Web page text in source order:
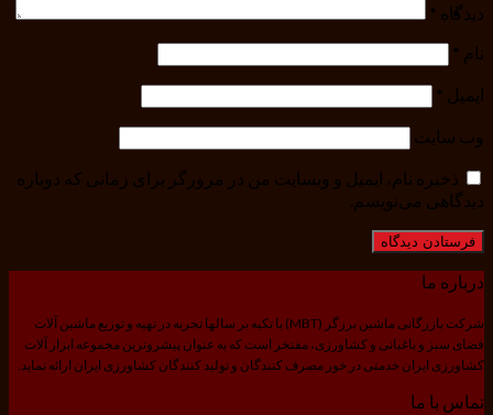
دیدگاه *
نام *
ایمیل
*
وب‌ سایت
ذخیره نام، ایمیل و وبسایت من در مرورگر برای زمانی که دوباره
دیدگاهی می‌نویسم.
درباره ما
شرکت بازرگانی ماشین برزگر (MBT) با تکیه بر سالها تجربه در تهیه و توزیع ماشین آلات
فضای سبز و باغبانی و کشاورزی، مفتخر است که به عنوان پیشروترین مجموعه ابزار آلات
کشاورزی ایران خدمتی در خور مصرف کنندگان و تولید کنندگان کشاورزی ایران ارائه نماید.
تماس با ما